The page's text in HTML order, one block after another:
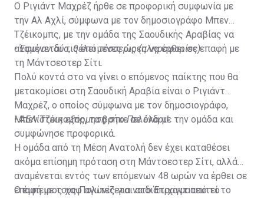
Ο Ριγιάντ Μαχρέζ ήρθε σε προφορική συμφωνία με
την Αλ Αχλί, σύμφωνα με τον δημοσιογράφο Μπεν
Τζέικομπς, με την ομάδα της Σαουδικής Αραβίας να
αναμένεται τις επόμενες ώρες να έρθει σε επαφή με
τη Μάντσεστερ Σίτι.
•Έφυγαν δύο, θέλει τέσσερις (πληροφορίες)
Πολύ κοντά στο να γίνει ο επόμενος παίκτης που θα
μετακομίσει στη Σαουδική Αραβία είναι ο Ριγιάντ
Μαχρέζ, ο οποίος σύμφωνα με τον δημοσιογράφο,
Μπεν Τζέικομπς, τα βρήκε σε όλα με την ομάδα και
συμφώνησε προφορικά.
•ΑΕΛίστικη εξόρμηση στο Πελένδρι!
Η ομάδα από τη Μέση Ανατολή δεν έχει καταθέσει
ακόμα επίσημη πρόταση στη Μάντσεστερ Σίτι, αλλά
αναμένεται εντός των επόμενων 48 ωρών να έρθει σε
επαφή με τους Πολίτες για να διαπραγματευτεί το
Ο έμπειρος χαφ αγωνίζεται στο Έτιχαντ από το